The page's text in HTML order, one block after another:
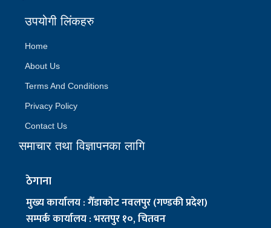
उपयोगी लिंकहरु
Home
About Us
Terms And Conditions
Privacy Policy
Contact Us
समाचार तथा विज्ञापनका लागि
ठेगाना
मुख्य कार्यालय : गैँडाकोट नवलपुर (गण्डकी प्रदेश)
सम्पर्क कार्यालय : भरतपुर १०, चितवन